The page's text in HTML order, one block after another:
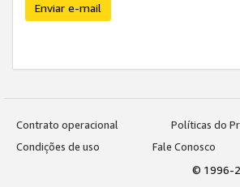
Enviar e-mail
Contrato operacional
Políticas do
Condições de uso
Fale Conosco
© 1996-